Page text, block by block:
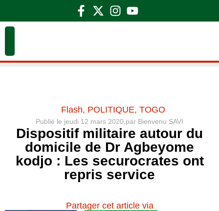
Flash, POLITIQUE, TOGO
Publié le jeudi 12 mars 2020, par Bienvenu SAVI
Dispositif militaire autour du
domicile de Dr Agbeyome
kodjo : Les securocrates ont
repris service
Partager cet article via